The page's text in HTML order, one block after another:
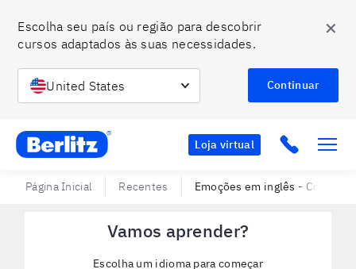
Escolha seu país ou região para descobrir
cursos adaptados às suas necessidades.
United States Continuar
✕
Berlitz BR Loja virtual Click to
Página Inicial Recentes Emoções em inglês - Como
Vamos aprender?
Escolha um idioma para começar